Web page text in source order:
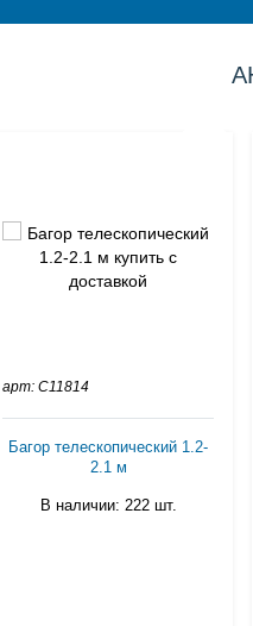
арт: C11814
Багор телескопический 1.2-
2.1 м
В наличии: 222 шт.